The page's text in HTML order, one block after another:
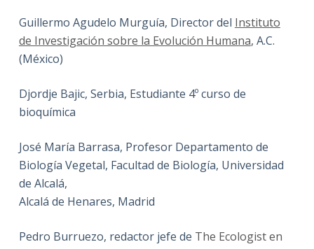
Guillermo Agudelo Murguía, Director del Instituto
de Investigación sobre la Evolución Humana, A.C.
(México)
Djordje Bajic, Serbia, Estudiante 4º curso de
bioquímica
José María Barrasa, Profesor Departamento de
Biología Vegetal, Facultad de Biología, Universidad
de Alcalá,
Alcalá de Henares, Madrid
Pedro Burruezo, redactor jefe de The Ecologist en